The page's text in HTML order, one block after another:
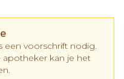
een voorschrift nodig.
kan je het